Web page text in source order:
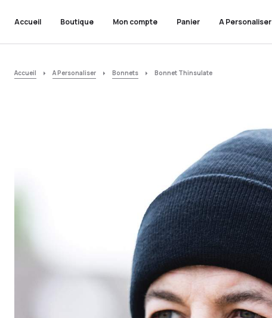
Accueil Boutique Mon compte Panier A Personaliser
Accueil A Personaliser Bonnets Bonnet Thinsulate